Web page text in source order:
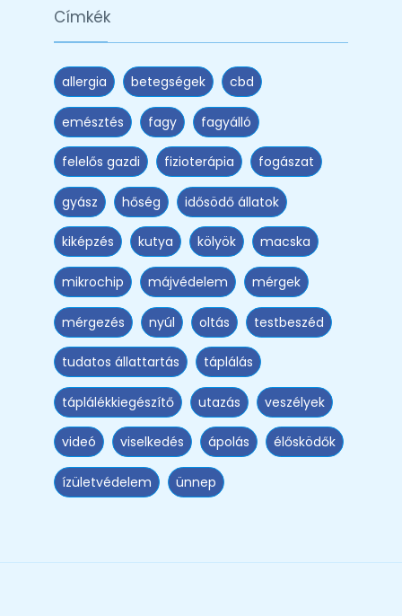
Címkék
allergia betegségek cbd
emésztés fagy fagyálló
felelős gazdi fizioterápia fogászat
gyász hőség idősödő állatok
kiképzés kutya kölyök macska
mikrochip májvédelem mérgek
mérgezés nyúl oltás testbeszéd
tudatos állattartás táplálás
táplálékkiegészítő utazás veszélyek
videó viselkedés ápolás élősködők
ízületvédelem ünnep